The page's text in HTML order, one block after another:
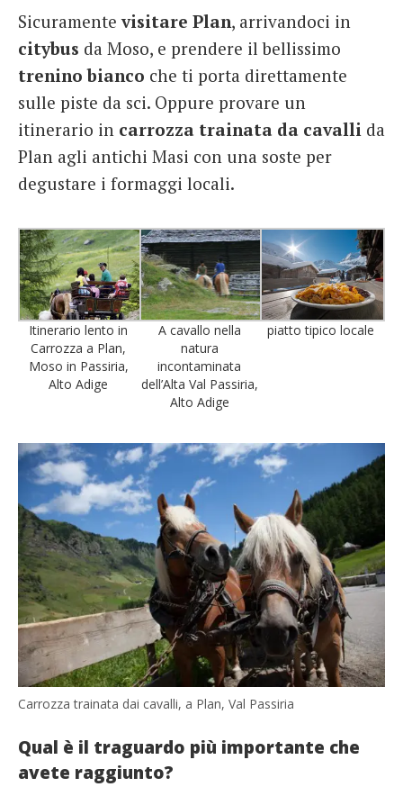
Sicuramentevisitare Plan, arrivandoci in
citybus da Moso, e prendere il bellissimo
trenino bianco che ti porta direttamente
sulle piste da sci. Oppure provare un
itinerario in carrozza trainata da cavalli da
Plan agli antichi Masi con una soste per
degustare i formaggi locali.
Itinerario lento in
Carrozza a Plan,
Moso in Passiria,
Alto Adige
A cavallo nella
natura
incontaminata
dell’Alta Val Passiria,
Alto Adige
piatto tipico locale
Carrozza trainata dai cavalli, a Plan, Val Passiria
Qual è il traguardo più importante che
avete raggiunto?